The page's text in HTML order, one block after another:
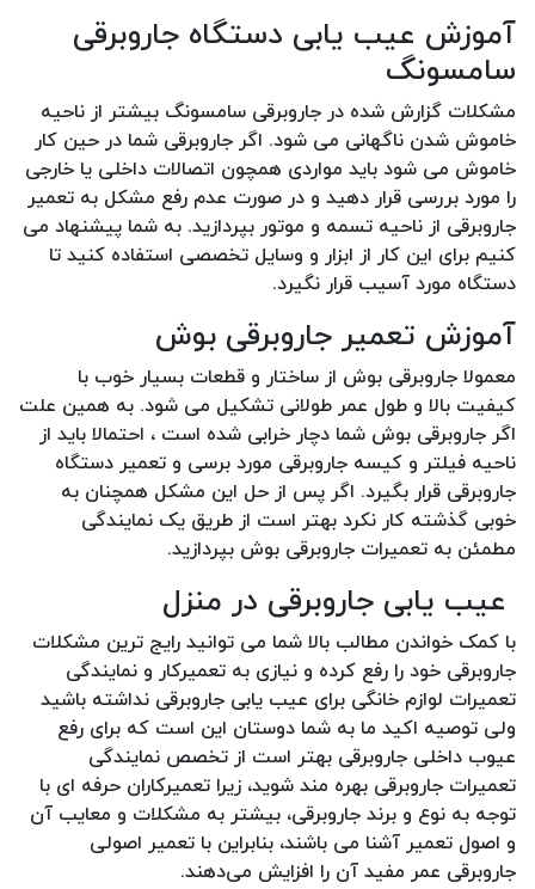
آموزش عیب یابی دستگاه جاروبرقی
سامسونگ
مشکلات گزارش شده در جاروبرقی سامسونگ بیشتر از ناحیه
خاموش شدن ناگهانی می شود. اگر جاروبرقی شما در حین کار
خاموش می شود باید مواردی همچون اتصالات داخلی یا خارجی
را مورد بررسی قرار دهید و در صورت عدم رفع مشکل به تعمیر
جاروبرقی از ناحیه تسمه و موتور بپردازید. به شما پیشنهاد می
کنیم برای این کار از ابزار و وسایل تخصصی استفاده کنید تا
دستگاه مورد آسیب قرار نگیرد.
آموزش تعمیر جاروبرقی بوش
معمولا جاروبرقی بوش از ساختار و قطعات بسیار خوب با
کیفیت بالا و طول عمر طولانی تشکیل می شود. به همین علت
اگر جاروبرقی بوش شما دچار خرابی شده است ، احتمالا باید از
ناحیه فیلتر و کیسه جاروبرقی مورد برسی و تعمیر دستگاه
جاروبرقی قرار بگیرد. اگر پس از حل این مشکل همچنان به
خوبی گذشته کار نکرد بهتر است از طریق یک نمایندگی
مطمئن به تعمیرات جاروبرقی بوش بپردازید.
عیب یابی جاروبرقی در منزل
با کمک خواندن مطالب بالا شما می توانید رایج ترین مشکلات
جاروبرقی خود را رفع کرده و نیازی به تعمیرکار و نمایندگی
تعمیرات لوازم خانگی برای عیب یابی جاروبرقی نداشته باشید
ولی توصیه اکید ما به شما دوستان این است که برای رفع
عیوب داخلی جاروبرقی بهتر است از تخصص نمایندگی
تعمیرات جاروبرقی بهره مند شوید، زیرا تعمیرکاران حرفه ای با
توجه به نوع و برند جاروبرقی، بیشتر به مشکلات و معایب آن
و اصول تعمیر آشنا می باشند، بنابراین با تعمیر اصولی
جاروبرقی عمر مفید آن را افزایش می‌دهند.